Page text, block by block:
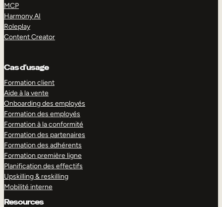
MCP
Harmony AI
Roleplay
Content Creator
Cas d’usage
Formation client
Aide à la vente
Onboarding des employés
Formation des employés
Formation à la conformité
Formation des partenaires
Formation des adhérents
Formation première ligne
Planification des effectifs
Upskilling & reskilling
Mobilité interne
Resources